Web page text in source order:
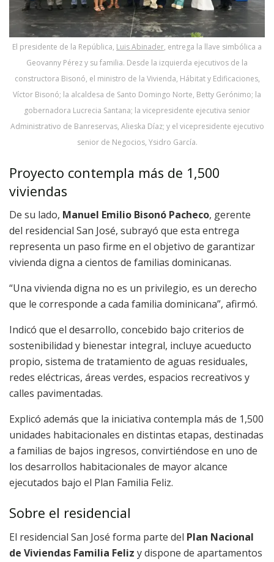
El presidente de la República, Luis Abinader, entrega la llave simbólica a
Geovanny Pérez y su familia. Desde la izquierda ejecutivos de la
constructora Bisonó, el ministro de la Vivienda, Hábitat y Edificaciones,
Víctor Bisonó; la alcaldesa de Santo Domingo Norte, Betty Gerónimo; la
gobernadora Lucrecia Santana; la vicepresidente ejecutiva senior
Administrativo de Banreservas, Alieska Díaz; y el vicepresidente ejecutivo
senior de Negocios, Ysidro García.
Proyecto contempla más de 1,500
viviendas
De su lado, Manuel Emilio Bisonó Pacheco, gerente
del residencial San José, subrayó que esta entrega
representa un paso firme en el objetivo de garantizar
vivienda digna a cientos de familias dominicanas.
“Una vivienda digna no es un privilegio, es un derecho
que le corresponde a cada familia dominicana”, afirmó.
Indicó que el desarrollo, concebido bajo criterios de
sostenibilidad y bienestar integral, incluye acueducto
propio, sistema de tratamiento de aguas residuales,
redes eléctricas, áreas verdes, espacios recreativos y
calles pavimentadas.
Explicó además que la iniciativa contempla más de 1,500
unidades habitacionales en distintas etapas, destinadas
a familias de bajos ingresos, convirtiéndose en uno de
los desarrollos habitacionales de mayor alcance
ejecutados bajo el Plan Familia Feliz.
Sobre el residencial
El residencial San José forma parte del Plan Nacional
de Viviendas Familia Feliz y dispone de apartamentos